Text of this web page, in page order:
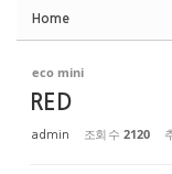
Home
eco mini
RED
admin 조회 수 2120